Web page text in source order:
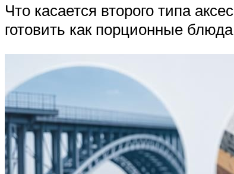
Что касается второго типа
готовить как порционные